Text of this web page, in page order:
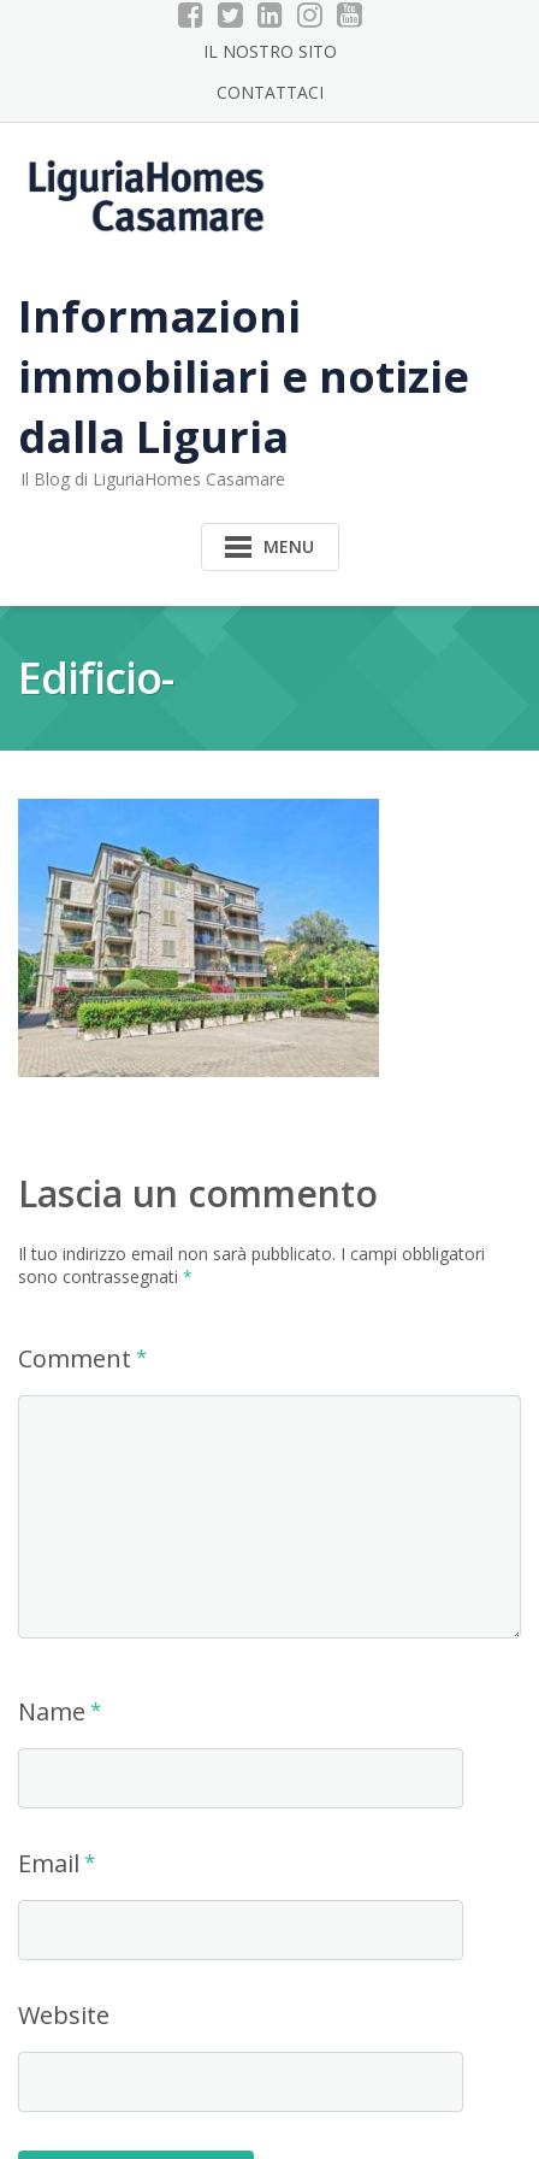
IL NOSTRO SITO
CONTATTACI
Informazioni
immobiliari e notizie
dalla Liguria
Il Blog di LiguriaHomes Casamare
MENU
Edificio-
Lascia un commento
Il tuo indirizzo email non sarà pubblicato. I campi obbligatori
sono contrassegnati *
Comment *
Name *
Email *
Website